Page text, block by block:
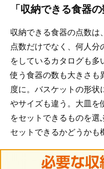
「収納できる食器
収納できる食器の点数
点数だけでなく、何人
をしているカタログも
使う食器の数も大きさも
度に。バスケットの形
やサイズも違う。大皿を
をセットできるものを
セットできるかどうかも